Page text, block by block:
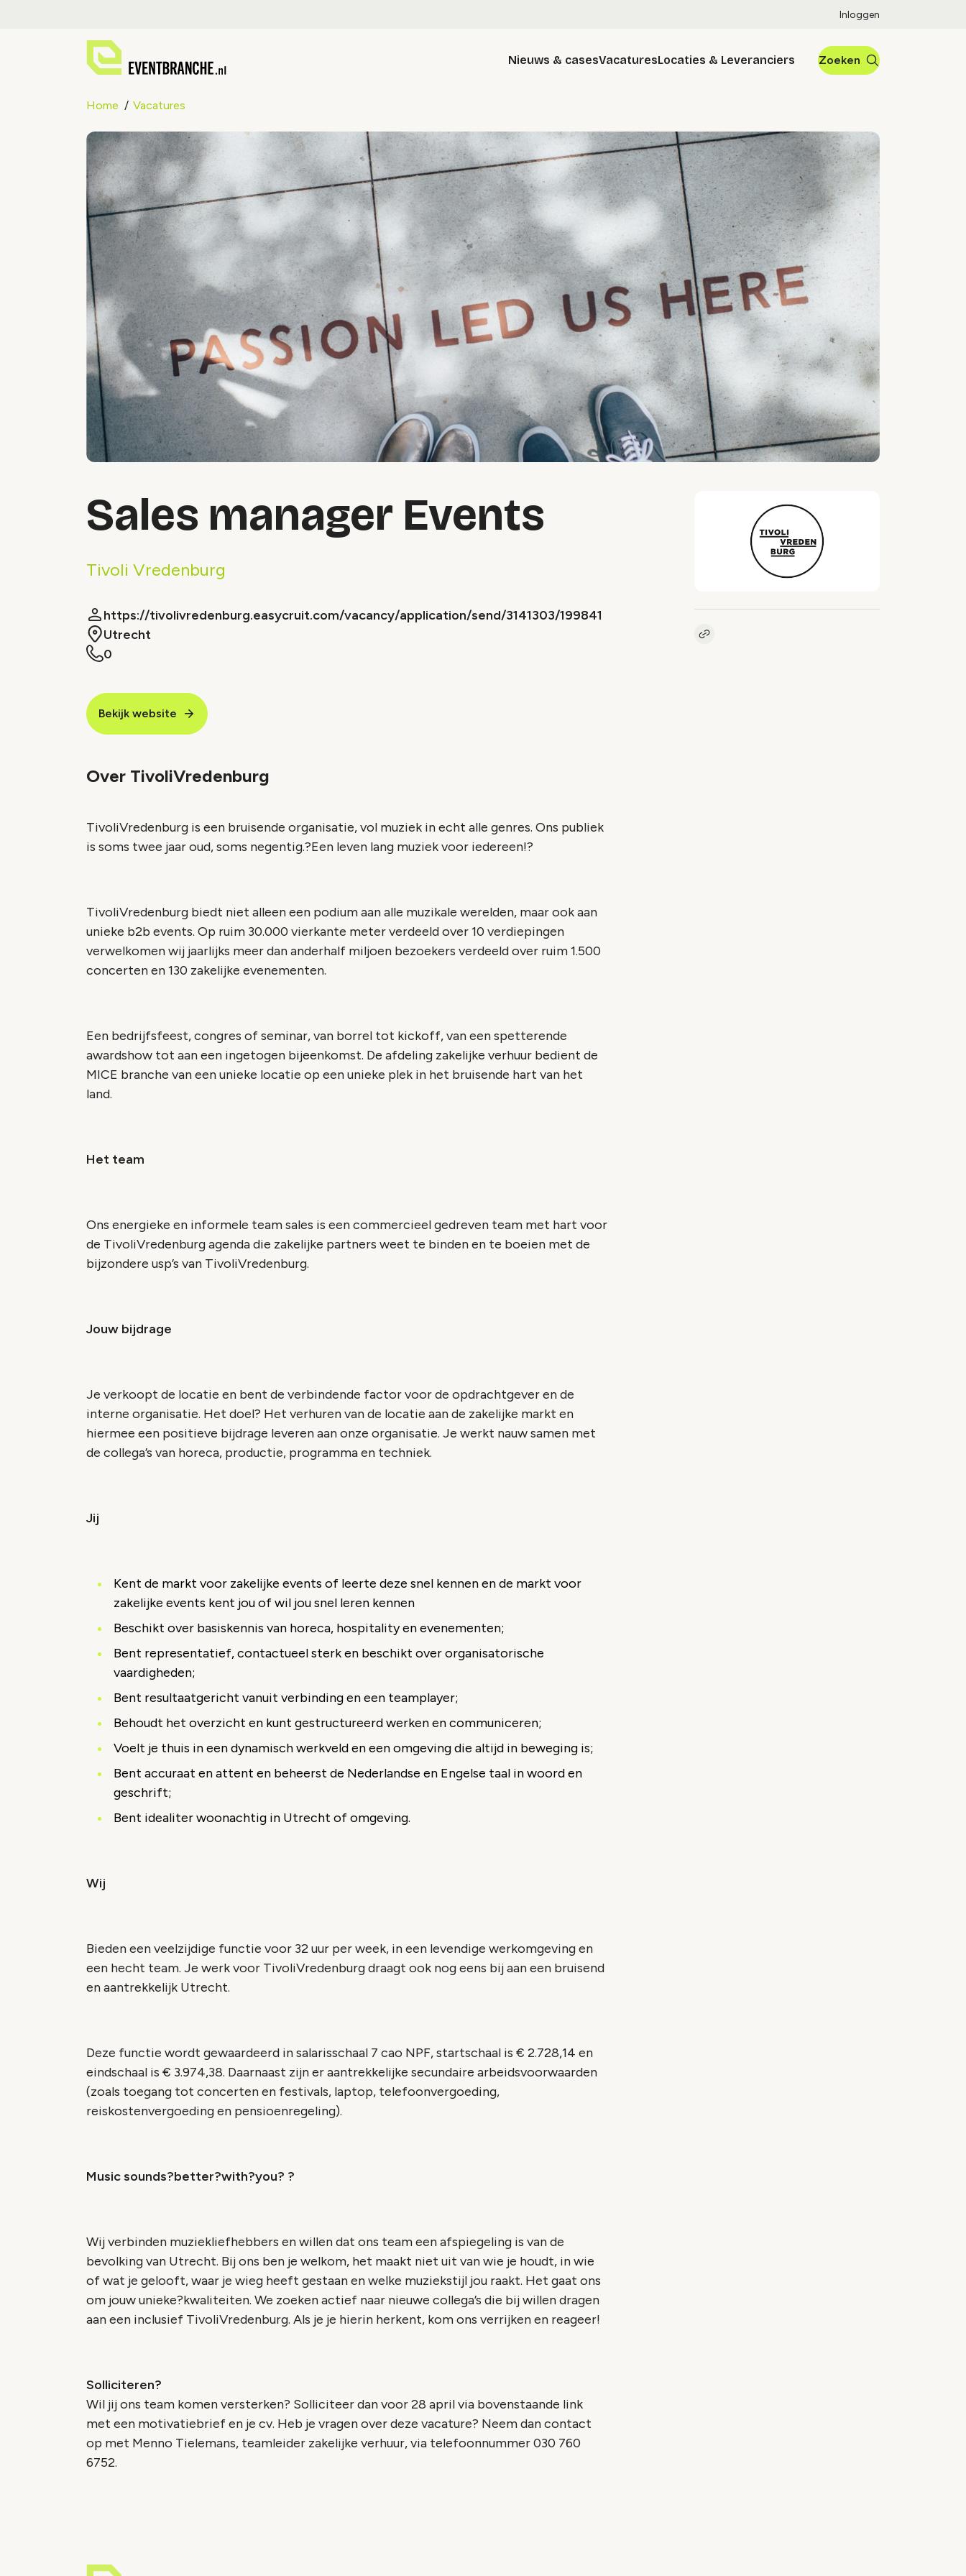
Inloggen
Nieuws & casesVacaturesLocaties & Leveranciers Zoeken
Home Vacatures
Sales manager Events
Tivoli Vredenburg
https://tivolivredenburg.easycruit.com/vacancy/application/send/3141303/199841
Utrecht
0
Bekijk website
Kopieer link naar vacature
Over TivoliVredenburg
TivoliVredenburg is een bruisende organisatie, vol muziek in echt alle genres. Ons publiek
is soms twee jaar oud, soms negentig.?Een leven lang muziek voor iedereen!?
TivoliVredenburg biedt niet alleen een podium aan alle muzikale werelden, maar ook aan
unieke b2b events. Op ruim 30.000 vierkante meter verdeeld over 10 verdiepingen
verwelkomen wij jaarlijks meer dan anderhalf miljoen bezoekers verdeeld over ruim 1.500
concerten en 130 zakelijke evenementen.
Een bedrijfsfeest, congres of seminar, van borrel tot kickoff, van een spetterende
awardshow tot aan een ingetogen bijeenkomst. De afdeling zakelijke verhuur bedient de
MICE branche van een unieke locatie op een unieke plek in het bruisende hart van het
land.
Het team
Ons energieke en informele team sales is een commercieel gedreven team met hart voor
de TivoliVredenburg agenda die zakelijke partners weet te binden en te boeien met de
bijzondere usp’s van TivoliVredenburg.
Jouw bijdrage
Je verkoopt de locatie en bent de verbindende factor voor de opdrachtgever en de
interne organisatie. Het doel? Het verhuren van de locatie aan de zakelijke markt en
hiermee een positieve bijdrage leveren aan onze organisatie. Je werkt nauw samen met
de collega’s van horeca, productie, programma en techniek.
Jij
Kent de markt voor zakelijke events of leerte deze snel kennen en de markt voor
zakelijke events kent jou of wil jou snel leren kennen
Beschikt over basiskennis van horeca, hospitality en evenementen;
Bent representatief, contactueel sterk en beschikt over organisatorische
vaardigheden;
Bent resultaatgericht vanuit verbinding en een teamplayer;
Behoudt het overzicht en kunt gestructureerd werken en communiceren;
Voelt je thuis in een dynamisch werkveld en een omgeving die altijd in beweging is;
Bent accuraat en attent en beheerst de Nederlandse en Engelse taal in woord en
geschrift;
Bent idealiter woonachtig in Utrecht of omgeving.
Wij
Bieden een veelzijdige functie voor 32 uur per week, in een levendige werkomgeving en
een hecht team. Je werk voor TivoliVredenburg draagt ook nog eens bij aan een bruisend
en aantrekkelijk Utrecht.
Deze functie wordt gewaardeerd in salarisschaal 7 cao NPF, startschaal is € 2.728,14 en
eindschaal is € 3.974,38. Daarnaast zijn er aantrekkelijke secundaire arbeidsvoorwaarden
(zoals toegang tot concerten en festivals, laptop, telefoonvergoeding,
reiskostenvergoeding en pensioenregeling).
Music sounds?better?with?you? ?
Wij verbinden muziekliefhebbers en willen dat ons team een afspiegeling is van de
bevolking van Utrecht. Bij ons ben je welkom, het maakt niet uit van wie je houdt, in wie
of wat je gelooft, waar je wieg heeft gestaan en welke muziekstijl jou raakt. Het gaat ons
om jouw unieke?kwaliteiten. We zoeken actief naar nieuwe collega’s die bij willen dragen
aan een inclusief TivoliVredenburg. Als je je hierin herkent, kom ons verrijken en reageer!
Solliciteren?
Wil jij ons team komen versterken? Solliciteer dan voor 28 april via bovenstaande link
met een motivatiebrief en je cv. Heb je vragen over deze vacature? Neem dan contact
op met Menno Tielemans, teamleider zakelijke verhuur, via telefoonnummer 030 760
6752.